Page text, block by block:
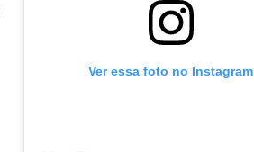
Ver essa foto no Instagram